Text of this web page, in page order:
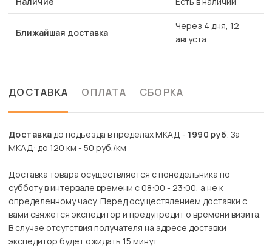
Ближайшая доставка
Через 4 дня, 12
августа
ДОСТАВКА ОПЛАТА СБОРКА
Доставкадо подъезда в пределах МКАД - 1990 руб. За
МКАД: до 120 км - 50 руб./км
Доставка товара осуществляется с понедельника по
субботу в интервале времени с 08:00 - 23:00, а не к
определенному часу. Перед осуществлением доставки с
вами свяжется экспедитор и предупредит о времени визита.
В случае отсутствия получателя на адресе доставки
экспедитор будет ожидать 15 минут.